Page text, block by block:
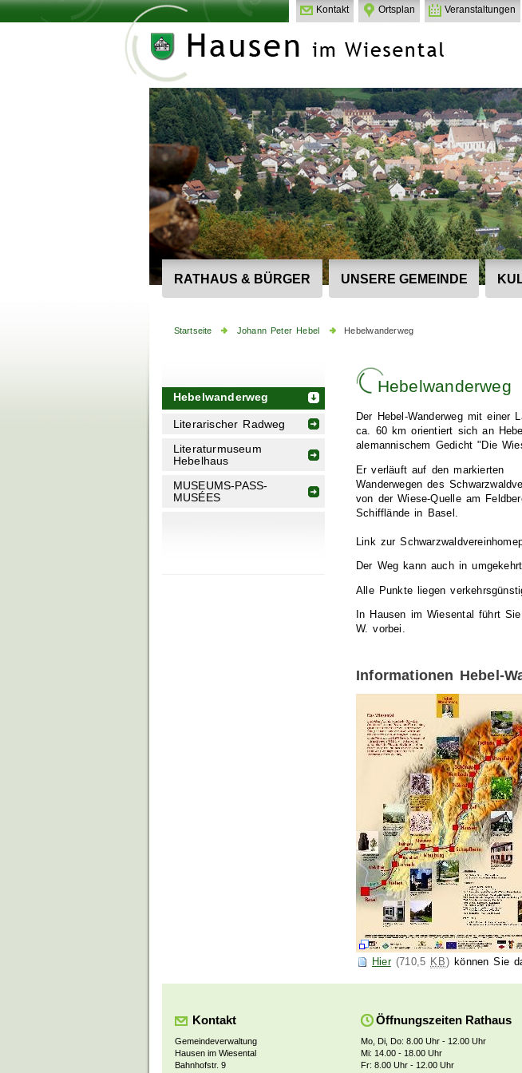
Kontakt Ortsplan Veranstaltungen
RATHAUS & BÜRGER UNSERE GEMEINDE
Startseite Johann Peter Hebel Hebelwanderweg
Hebelwanderweg
Literarischer Radweg
Literaturmuseum
Hebelhaus
MUSEUMS-PASS-
MUSÉES
Hebelwanderweg
Der Hebel-Wanderweg mit einer
ca. 60 km orientiert sich an
alemannischem Gedicht "Die
Er verläuft auf den markierten
Wanderwegen des
von der Wiese-Quelle am
Schifflände in Basel.
Link zur
Der Weg kann auch in
Alle Punkte liegen
In Hausen im Wiesental führt
W. vorbei.
Informationen Hebel-
Hier(710,5 KB) können Sie
Kontakt
Gemeindeverwaltung
Hausen im Wiesental
Bahnhofstr. 9
Öffnungszeiten Rathaus
Mo, Di, Do: 8.00 Uhr - 12.00 Uhr
Mi: 14.00 - 18.00 Uhr
Fr: 8.00 Uhr - 12.00 Uhr